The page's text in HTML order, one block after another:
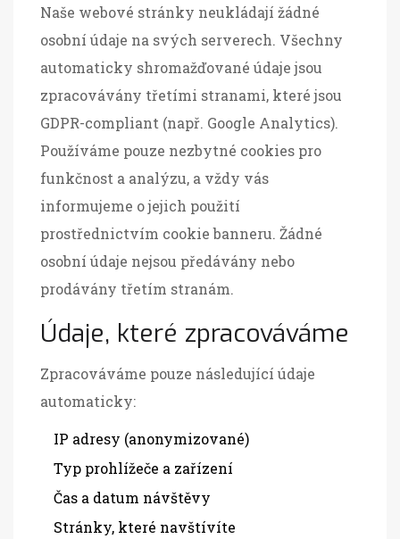
Naše webové stránky neukládají žádné
osobní údaje na svých serverech. Všechny
automaticky shromažďované údaje jsou
zpracovávány třetími stranami, které jsou
GDPR-compliant (např. Google Analytics).
Používáme pouze nezbytné cookies pro
funkčnost a analýzu, a vždy vás
informujeme o jejich použití
prostřednictvím cookie banneru. Žádné
osobní údaje nejsou předávány nebo
prodávány třetím stranám.
Údaje, které zpracováváme
Zpracováváme pouze následující údaje
automaticky:
IP adresy (anonymizované)
Typ prohlížeče a zařízení
Čas a datum návštěvy
Stránky, které navštívíte